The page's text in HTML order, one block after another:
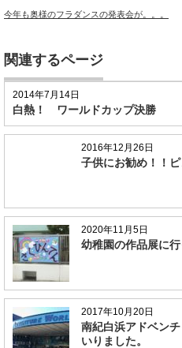
今年も奥様のフラダンスの発表会が。。。
関連するページ
2014年7月14日
白熱！ ワールドカップ決勝
2016年12月26日
子供にお勧め！！
2020年11月5日
幼稚園の作品展に行
2017年10月20日
南紀白浜アドベン
いりました。